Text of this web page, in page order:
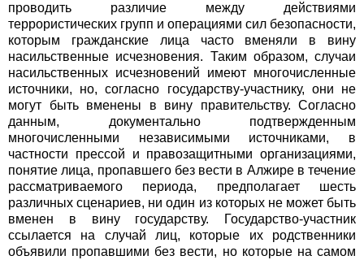
проводить различие между действиями
террористических групп и операциями сил безопасности,
которым гражданские лица часто вменяли в вину
насильственные исчезновения. Таким образом, случаи
насильственных исчезновений имеют многочисленные
источники, но, согласно государству-участнику, они не
могут быть вменены в вину правительству. Согласно
данным, документально подтвержденным
многочисленными независимыми источниками, в
частности прессой и правозащитными организациями,
понятие лица, пропавшего без вести в Алжире в течение
рассматриваемого периода, предполагает шесть
различных сценариев, ни один из которых не может быть
вменен в вину государству. Государство-участник
ссылается на случай лиц, которые их родственники
объявили пропавшими без вести, но которые на самом